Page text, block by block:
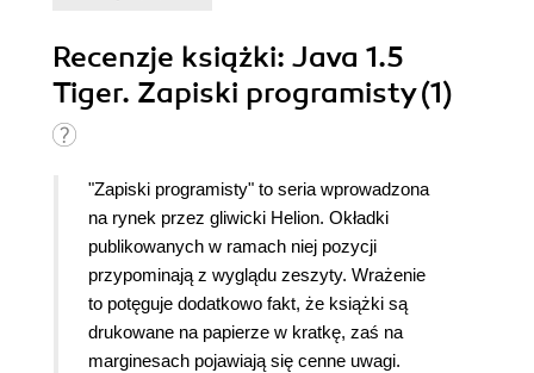
Recenzje książki: Java 1.5
Tiger. Zapiski programisty (1)
"Zapiski programisty" to seria wprowadzona
na rynek przez gliwicki Helion. Okładki
publikowanych w ramach niej pozycji
przypominają z wyglądu zeszyty. Wrażenie
to potęguje dodatkowo fakt, że książki są
drukowane na papierze w kratkę, zaś na
marginesach pojawiają się cenne uwagi.